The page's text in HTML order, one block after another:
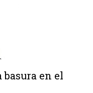
basura en el